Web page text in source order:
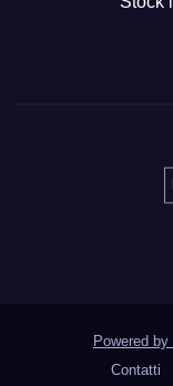
Powered
Contatti